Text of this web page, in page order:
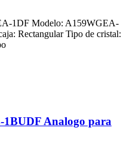
1DF Modelo: A159WGEA-
Rectangular Tipo de cristal:
Analogo para